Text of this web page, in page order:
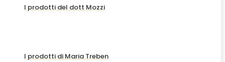
I prodotti del dott Mozzi
I prodotti di Maria Treben